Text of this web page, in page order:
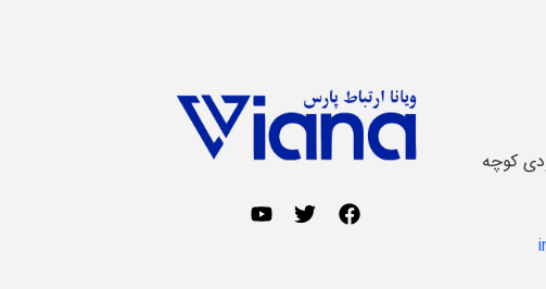
کوچه